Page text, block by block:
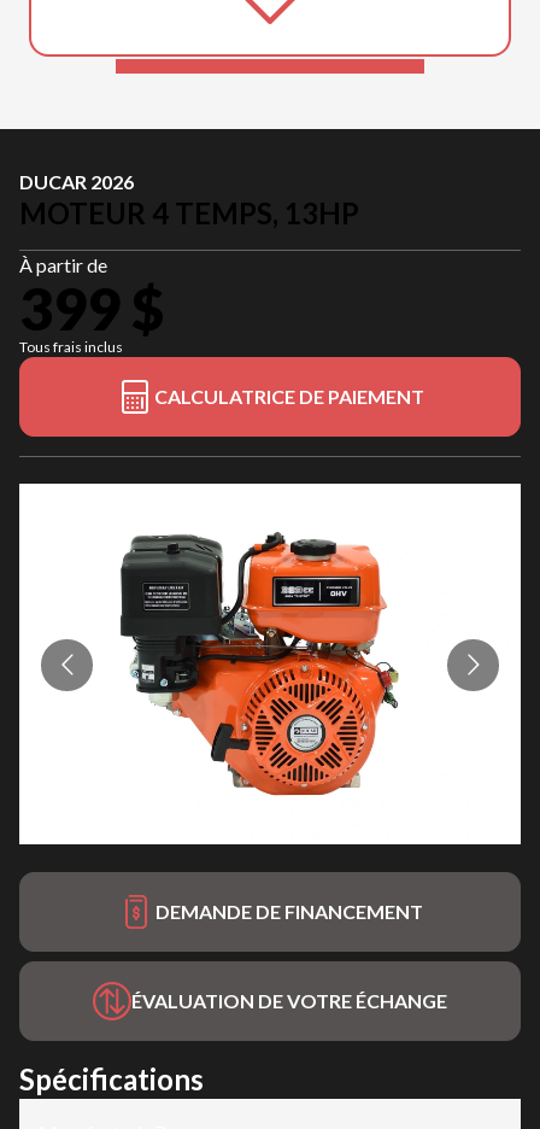
DUCAR 2026
MOTEUR 4 TEMPS, 13HP
À partir de
399 $
Tous frais inclus
CALCULATRICE DE PAIEMENT
DEMANDE DE FINANCEMENT
ÉVALUATION DE VOTRE ÉCHANGE
Spécifications